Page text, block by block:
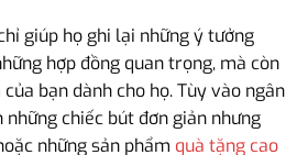
giúp họ ghi lại những ý tưởng
hợp đồng quan trọng, mà còn
bạn dành cho họ. Tùy vào ngân
những chiếc bút đơn giản nhưng
những sản phẩm quà tặng cao